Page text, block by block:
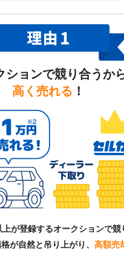
ションで競り合うか
高く売れる ！
上が登録するオークションで競
が自然と吊り上がり、 高額売